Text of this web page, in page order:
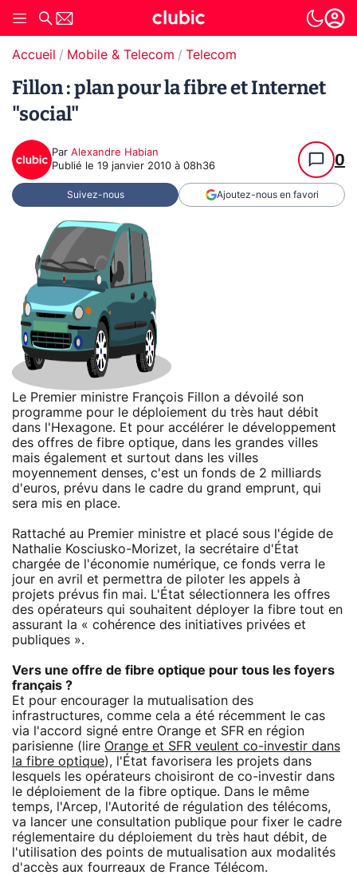
Accueil Mobile & Telecom Telecom
Fillon : plan pour la fibre et Internet
"social"
Par Alexandre Habian
Publié le 19 janvier 2010 à 08h36 0
Suivez-nous Ajoutez-nous en favori
Le Premier ministre François Fillon a dévoilé son
programme pour le déploiement du très haut débit
dans l'Hexagone. Et pour accélérer le développement
des offres de fibre optique, dans les grandes villes
mais également et surtout dans les villes
moyennement denses, c'est un fonds de 2 milliards
d'euros, prévu dans le cadre du grand emprunt, qui
sera mis en place.
Rattaché au Premier ministre et placé sous l'égide de
Nathalie Kosciusko-Morizet, la secrétaire d'État
chargée de l'économie numérique, ce fonds verra le
jour en avril et permettra de piloter les appels à
projets prévus fin mai. L'État sélectionnera les offres
des opérateurs qui souhaitent déployer la fibre tout en
assurant la « cohérence des initiatives privées et
publiques ».
Vers une offre de fibre optique pour tous les foyers
français ?
Et pour encourager la mutualisation des
infrastructures, comme cela a été récemment le cas
via l'accord signé entre Orange et SFR en région
parisienne (lire Orange et SFR veulent co-investir dans
la fibre optique), l'État favorisera les projets dans
lesquels les opérateurs choisiront de co-investir dans
le déploiement de la fibre optique. Dans le même
temps, l'Arcep, l'Autorité de régulation des télécoms,
va lancer une consultation publique pour fixer le cadre
réglementaire du déploiement du très haut débit, de
l'utilisation des points de mutualisation aux modalités
d'accès aux fourreaux de France Télécom.